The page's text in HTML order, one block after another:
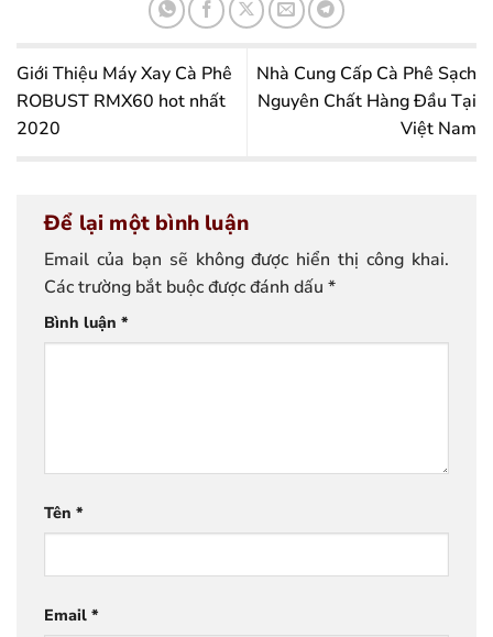
Giới Thiệu Máy Xay Cà Phê
ROBUST RMX60 hot nhất
2020
Nhà Cung Cấp Cà Phê Sạch
Nguyên Chất Hàng Đầu Tại
Việt Nam
Để lại một bình luận
Email của bạn sẽ không được hiển thị công khai.
Các trường bắt buộc được đánh dấu *
Bình luận *
Tên *
Email *